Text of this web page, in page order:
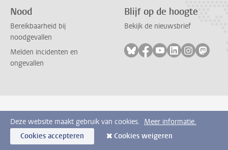
Nood
Bereikbaarheid bij
noodgevallen
Melden incidenten en
ongevallen
Blijf op de hoogte
Bekijk de nieuwsbrief
Volg ons op bluesky
Volg ons op facebook
Volg ons op
Volg ons op
Volg ons
Volg
Deze website maakt gebruik van cookies. Meer informatie.
Cookies accepteren
Cookies weigeren